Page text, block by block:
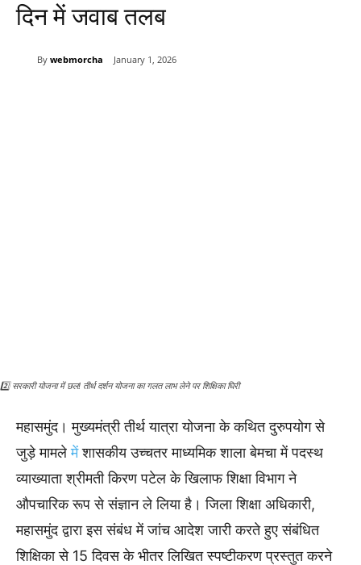
दिन में जवाब तलब
By webmorcha January 1, 2026
2️⃣ सरकारी योजना में छल! तीर्थ दर्शन योजना का गलत लाभ लेने पर शिक्षिका घिरी
महासमुंद। मुख्यमंत्री तीर्थ यात्रा योजना के कथित दुरुपयोग से
जुड़े मामलेमेंशासकीय उच्चतर माध्यमिक शाला बेमचा में पदस्थ
व्याख्याता श्रीमती किरण पटेल के खिलाफ शिक्षा विभाग ने
औपचारिक रूप से संज्ञान ले लिया है। जिला शिक्षा अधिकारी,
महासमुंद द्वारा इस संबंध में जांच आदेश जारी करते हुए संबंधित
शिक्षिका से 15 दिवस के भीतर लिखित स्पष्टीकरण प्रस्तुत करने